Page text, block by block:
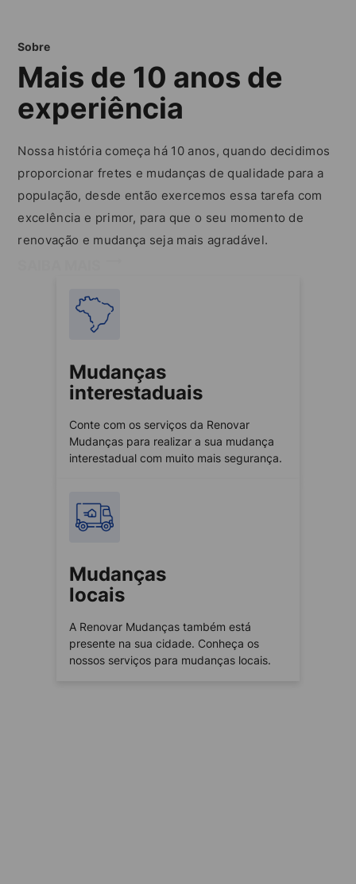
Sobre
Mais de 10 anos de
experiência
Nossa história começa há 10 anos, quando decidimos
proporcionar fretes e mudanças de qualidade para a
população, desde então exercemos essa tarefa com
excelência e primor, para que o seu momento de
renovação e mudança seja mais agradável.
Mudanças
interestaduais
Conte com os serviços da Renovar
Mudanças para realizar a sua mudança
interestadual com muito mais segurança.
Mudanças
locais
A Renovar Mudanças também está
presente na sua cidade. Conheça os
nossos serviços para mudanças locais.